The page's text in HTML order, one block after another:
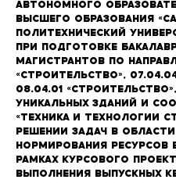
автономного
высшего образования
политехнический
при подготовке
магистрантов по
«Строительство»,
08.04.01
уникальных зданий и
«Техника и технологии
решении задач в
нормирования ресурсов
рамках курсового
выполнения выпускных